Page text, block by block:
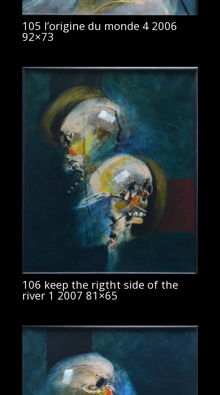
105 l’origine du monde 4 2006
92×73
106 keep the rigtht side of the
river 1 2007 81×65